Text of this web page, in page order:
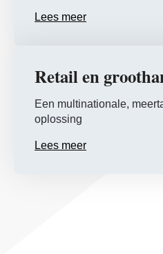
Lees meer
Retail en
Een multinationale,
oplossing
Lees meer